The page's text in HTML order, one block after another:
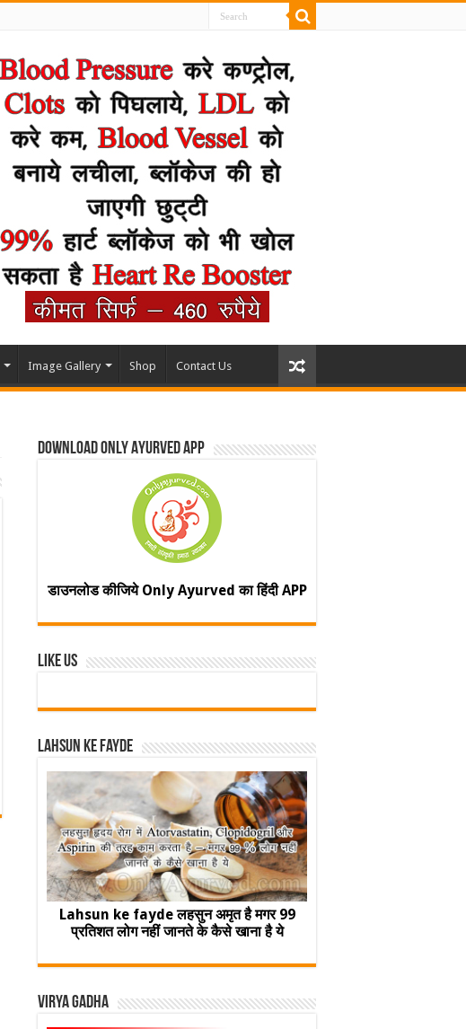
Image Gallery Shop Contact Us
Download Only Ayurved App
डाउनलोड कीजिये Only Ayurved का हिंदी APP
Like Us
Lahsun ke fayde
Lahsun ke fayde लहसुन अमृत है मगर 99
प्रतिशत लोग नहीं जानते के कैसे खाना है ये
Virya Gadha